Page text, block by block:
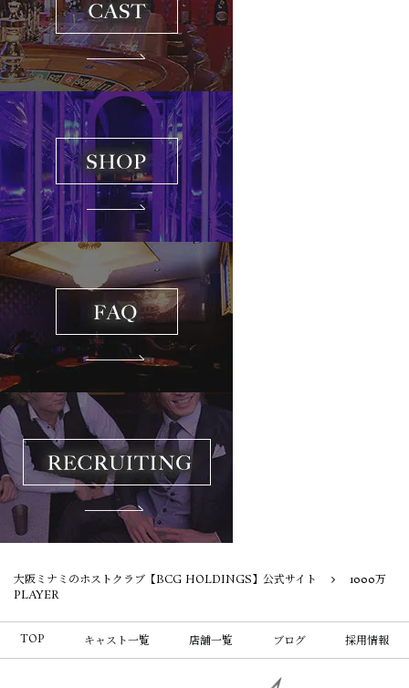
大阪ミナミのホストクラブ【BCG HOLDINGS】公式サイト
1000万
PLAYER
TOP キャスト一覧 店舗一覧 ブログ 採用情報